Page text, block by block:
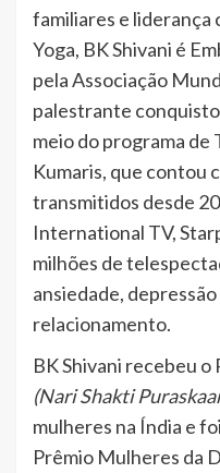
familiares e liderança
Yoga, BK Shivani é
pela Associação
palestrante
meio do programa
Kumaris, que contou
transmitidos desde
International TV,
milhões de
ansiedade,
relacionamento.
BK Shivani recebeu
(Nari Shakti
mulheres na Índia e
Prêmio Mulheres da